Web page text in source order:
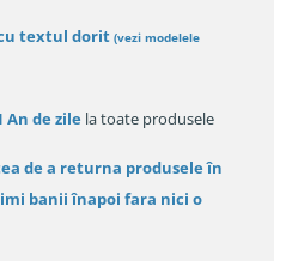
textul dorit (vezi modelele
An de zile la toate produsele
de a returna produsele în
banii înapoi fara nici o